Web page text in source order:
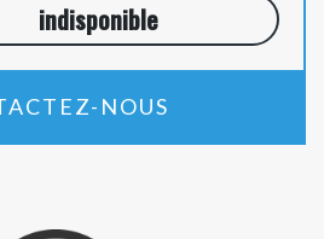
indisponible
NOUS